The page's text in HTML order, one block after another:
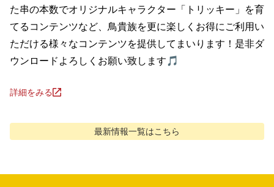
た串の本数でオリジナルキャラクター「トリッキー」を育
てるコンテンツなど、鳥貴族を更に楽しくお得にご利用い
ただける様々なコンテンツを提供してまいります！是非ダ
ウンロードよろしくお願い致します🎵
詳細をみる
最新情報一覧はこちら